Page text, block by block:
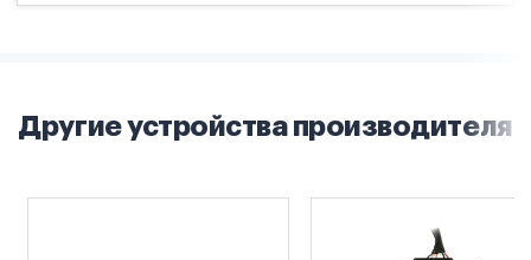
Другие устройства производителя